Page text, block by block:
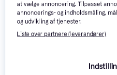
at vælge annoncering. Tilpasset
annoncerings- og indholdsmåling,
og udvikling af tjenester.
Liste over partnere (leverandører)